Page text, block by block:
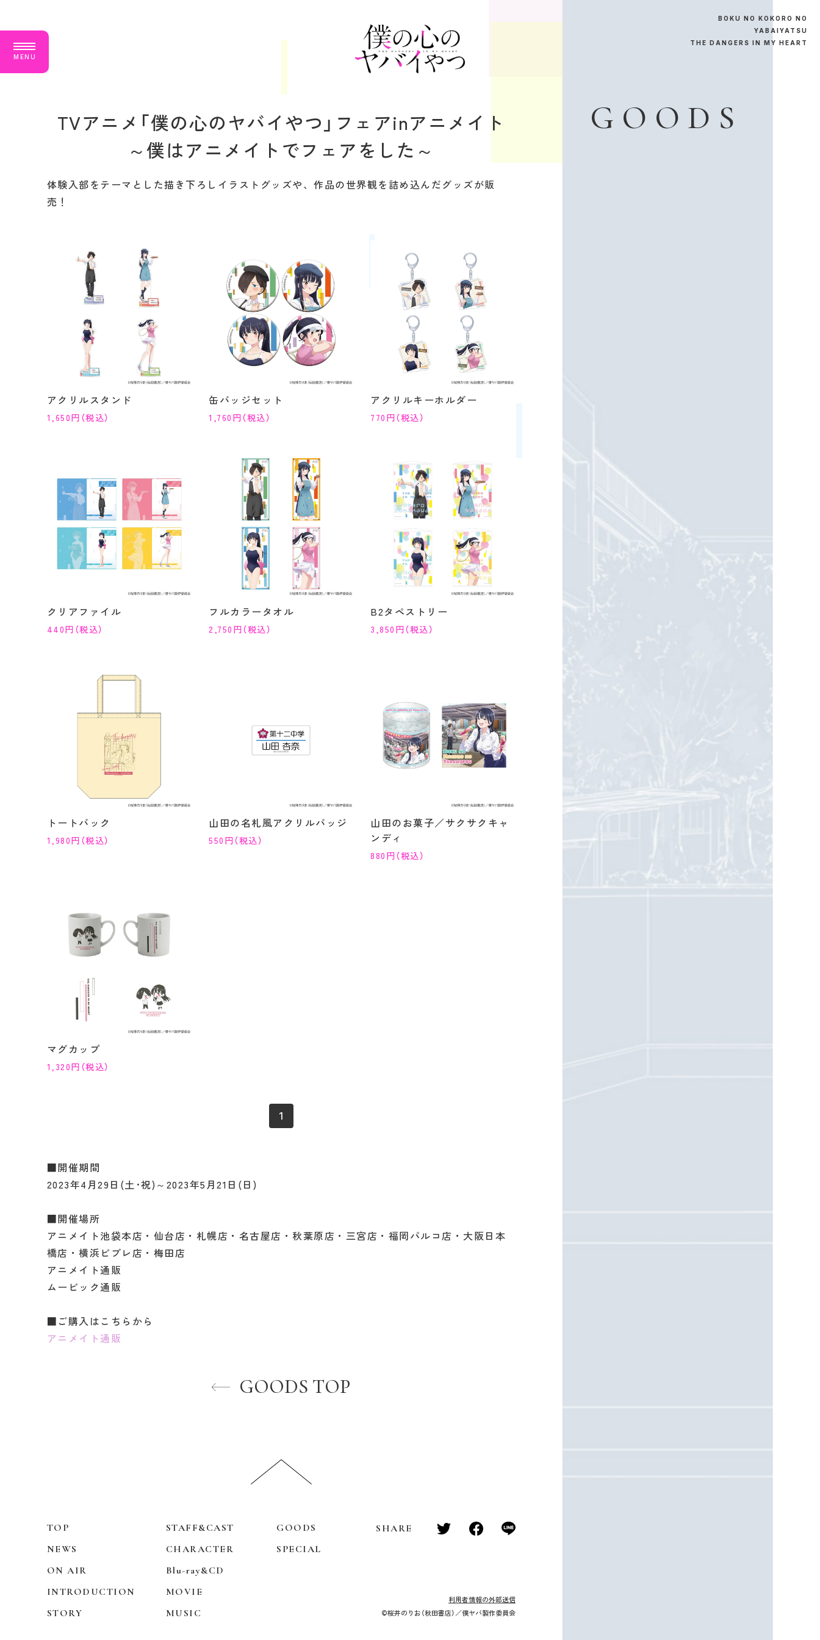
M EN U
B O KU NO KO KO R O NO
YA B A IYA T SU
T HE D A NGER S IN MY HE A R T
G O O D S
TVアニメ「僕の心のヤバイやつ」フェアinアニメイト
～僕はアニメイトでフェアをした～
体験入部をテーマとした描き下ろしイラストグッズや、作品の世界観を詰め込んだグッズが販
売！
アクリルスタンド
1,650円（税込）
缶バッジセット
1,760円（税込）
アクリルキーホルダー
770円（税込）
クリアファイル
440円（税込）
フルカラータオル
2,750円（税込）
B2タペストリー
3,850円（税込）
トートバック
1,980円（税込）
山田の名札風アクリルバッジ
550円（税込）
山田のお菓子／サクサクキャ
ンディ
880円（税込）
マグカップ
1,320円（税込）
1
■開催期間
2023年4月29日(土･祝)～2023年5月21日(日)
■開催場所
アニメイト池袋本店・仙台店・札幌店・名古屋店・秋葉原店・三宮店・福岡パルコ店・大阪日本
橋店・横浜ビブレ店・梅田店
アニメイト通販
ムービック通販
■ご購入はこちらから
アニメイト通販
GOODS TOP
TOP
NEWS
ON AIR
INTRODUCTION
STORY
STAFF&CAST
CHARACTER
Blu-ray&CD
MOVIE
MUSIC
GOODS
SPECIAL
SHARE
利用者情報の外部送信
©桜井のりお（秋田書店）／僕ヤバ製作委員会